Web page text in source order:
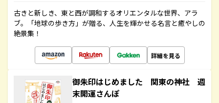
古きと新しき、東と西が調和するオリエンタルな世界、アラ
ブ。「地球の歩き方」が贈る、人生を輝かせる名言と癒やしの
絶景集！
詳細を見る
御朱印はじめました 関東の神社 週
末開運さんぽ